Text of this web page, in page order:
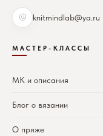
knitmindlab@ya.ru
МАСТЕР-КЛАССЫ
МК и описания
Блог о вязании
О пряже